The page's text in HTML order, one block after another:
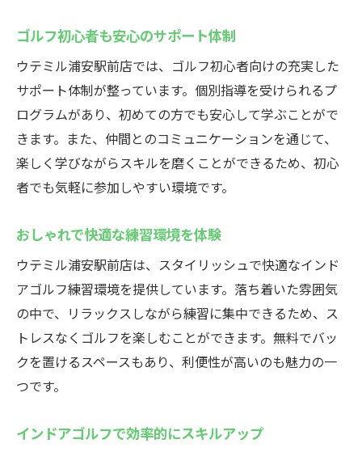
リーズナブルな価格設定が魅力
お財布に優しいスクール選びのコツ
低価格で質の高いレッスン内容
コストを抑えたゴルフ入門法
初めてでも安心の料金プラン
コスパ重視のゴルフ練習開始
手軽に通える浦安駅のインドアゴルフスクール
ウテミル
駅近で時間を効率的に活用
簡単予約でスムーズに通う方法
初心者にも優しい通学サポート
駅からすぐだから続けやすい
ル
ゴルフ初心者も安心のサポート体制
ウテミル浦安駅前店では、ゴルフ初心者向けの充実した
サポート体制が整っています。個別指導を受けられるプ
ログラムがあり、初めての方でも安心して学ぶことがで
きます。また、仲間とのコミュニケーションを通じて、
楽しく学びながらスキルを磨くことができるため、初心
者でも気軽に参加しやすい環境です。
おしゃれで快適な練習環境を体験
ウテミル浦安駅前店は、スタイリッシュで快適なインド
アゴルフ練習環境を提供しています。落ち着いた雰囲気
の中で、リラックスしながら練習に集中できるため、ス
トレスなくゴルフを楽しむことができます。無料でバッ
クを置けるスペースもあり、利便性が高いのも魅力の一
つです。
インドアゴルフで効率的にスキルアップ